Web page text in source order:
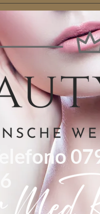
Telefono